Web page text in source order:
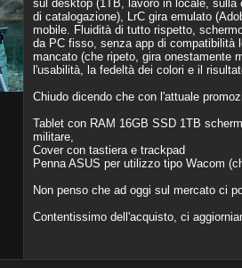
sul desktop (1TB, lavoro in locale, sulla
di catalogazione), LrC gira emulato
mobile. Fluidità di tutto rispetto,
da PC fisso, senza app di compatibilità
mancato (che ripeto, gira onestamente
l'usabilità, la fedeltà dei colori e il
Chiudo dicendo che con l'attuale
Tablet con RAM 16GB SSD 1TB
militare,
Cover con tastiera e trackpad
Penna ASUS per utilizzo tipo Wacom
Non penso che ad oggi sul mercato ci
Contentissimo dell'acquisto, ci